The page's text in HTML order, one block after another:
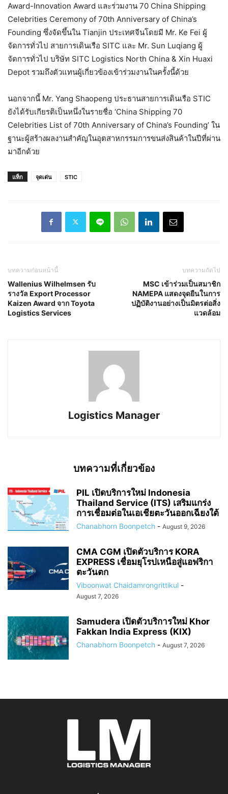
Award-Innovation Award และร่วมงาน 70 China Shipping
Celebrities Ceremony of 70th Anniversary of China’s
Founding ซึ่งจัดขึ้นใน Tianjin ประเทศจีนโดยมี Mr. Ke Fei ผู้
จัดการทั่วไป สายการเดินเรือ SITC และ Mr. Sun Luqiang ผู้
จัดการทั่วไป บริษัท SITC Logistics North China & Xin Huaxi
Depot รวมถึงตัวแทนผู้เกี่ยวข้องเข้าร่วมงานในครั้งนี้ด้วย
นอกจากนี้ Mr. Yang Shaopeng ประธานสายการเดินเรือ STIC
ยังได้รับเกียรติเป็นหนึ่งในรายชื่อ ‘China Shipping 70
Celebrities List of 70th Anniversary of China’s Founding’ ใน
ฐานะผู้สร้างผลงานสำคัญในอุตสาหกรรมการขนส่งสินค้าในปีที่ผ่าน
มาอีกด้วย
แท็ก จุดเด่น STIC
บทความก่อนหน้านี้
Wallenius Wilhelmsen รับ
รางวัล Export Processor
Kaizen Award จาก Toyota
Logistics Services
บทความถัดไป
MSC เข้าร่วมเป็นสมาชิก
NAMEPA แสดงจุดยืนในการ
ปฏิบัติงานอย่างเป็นมิตรต่อสิ่ง
แวดล้อม
Logistics Manager
บทความที่เกี่ยวข้อง
PIL เปิดบริการใหม่ Indonesia
Thailand Service (ITS) เสริมแกร่ง
การเชื่อมต่อในเอเชียตะวันออกเฉียงใต้
Chanabhorn Boonpetch - August 9, 2026
CMA CGM เปิดตัวบริการ KORA
EXPRESS เชื่อมยุโรปเหนือสู่แอฟริกา
ตะวันตก
Viboonwat Chaidamrongrittikul -
August 7, 2026
Samudera เปิดตัวบริการใหม่ Khor
Fakkan India Express (KIX)
Chanabhorn Boonpetch - August 7, 2026